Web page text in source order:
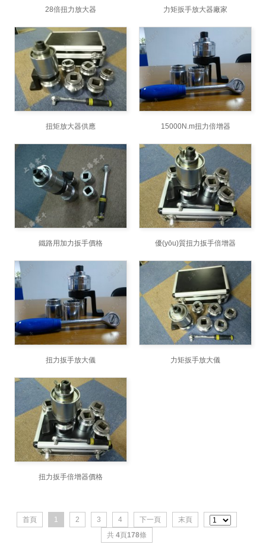
28倍扭力放大器 力矩扳手放大器廠家
扭矩放大器供應 15000N.m扭力倍增器
鐵路用加力扳手價格 優(yōu)質扭力扳手倍增器
扭力扳手放大儀 力矩扳手放大儀
扭力扳手倍增器價格
首頁 1 2 3 4 下一頁
末頁
共4頁178條